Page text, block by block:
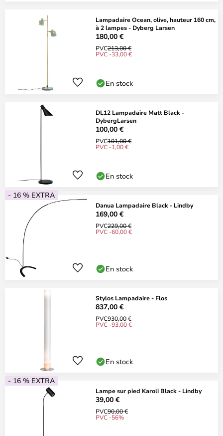
Lampadaire Ocean, olive, hauteur 160 cm,
à 2 lampes - Dyberg Larsen
180,00 €
PVC213,00 €
PVC -33,00 €
En stock
DL12 Lampadaire Matt Black -
DybergLarsen
100,00 €
PVC101,00 €
PVC -1,00 €
En stock
- 16 % EXTRA
Danua Lampadaire Black - Lindby
169,00 €
PVC229,00 €
PVC -60,00 €
En stock
Stylos Lampadaire - Flos
837,00 €
PVC930,00 €
PVC -93,00 €
En stock
- 16 % EXTRA
Lampe sur pied Karoli Black - Lindby
39,00 €
PVC90,00 €
PVC -56%